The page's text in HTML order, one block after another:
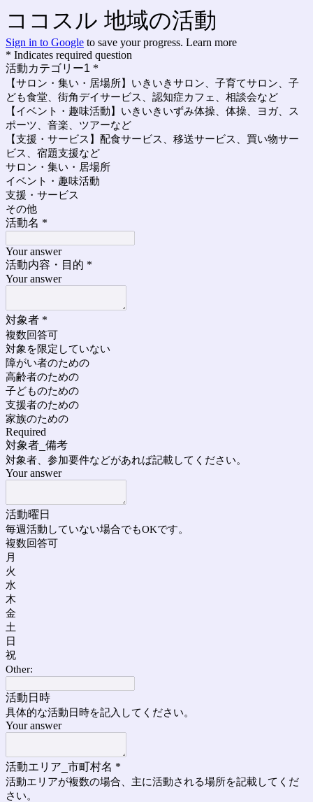
ココスル 地域の活動
Sign in to Google to save your progress. Learn more
* Indicates required question
活動カテゴリー1 *
【サロン・集い・居場所】いきいきサロン、子育てサロン、子
ども食堂、街角デイサービス、認知症カフェ、相談会など
【イベント・趣味活動】いきいきいずみ体操、体操、ヨガ、ス
ポーツ、音楽、ツアーなど
【支援・サービス】配食サービス、移送サービス、買い物サー
ビス、宿題支援など
サロン・集い・居場所
イベント・趣味活動
支援・サービス
その他
活動名 *
Your answer
活動内容・目的 *
Your answer
対象者 *
複数回答可
対象を限定していない
障がい者のための
高齢者のための
子どものための
支援者のための
家族のための
Required
対象者_備考
対象者、参加要件などがあれば記載してください。
Your answer
活動曜日
毎週活動していない場合でもOKです。
複数回答可
月
火
水
木
金
土
日
祝
Other:
活動日時
具体的な活動日時を記入してください。
Your answer
活動エリア_市町村名 *
活動エリアが複数の場合、主に活動される場所を記載してくだ
さい。